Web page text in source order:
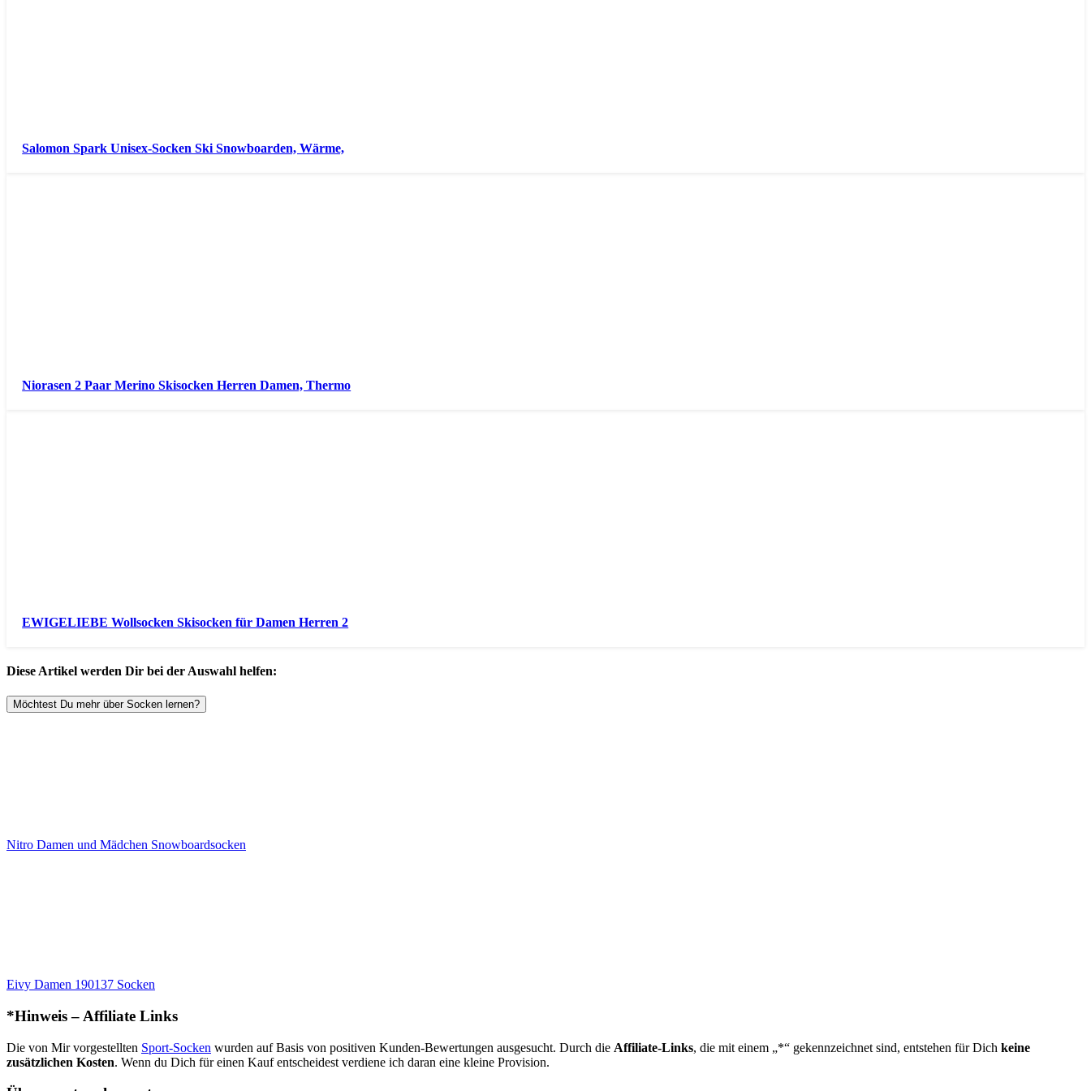
Salomon Spark Unisex-Socken Ski Snowboarden, Wärme,
Niorasen 2 Paar Merino Skisocken Herren Damen, Thermo
EWIGELIEBE Wollsocken Skisocken für Damen Herren 2
Diese Artikel werden Dir bei der Auswahl helfen:
Möchtest Du mehr über Socken lernen?
Nitro Damen und Mädchen Snowboardsocken
Eivy Damen 190137 Socken
*Hinweis – Affiliate Links
Die von Mir vorgestellten Sport-Socken wurden auf Basis von positiven Kunden-Bewertungen ausgesucht. Durch die Affiliate-Links, die mit einem „*“ gekennzeichnet sind, entstehen für Dich keine
zusätzlichen Kosten. Wenn du Dich für einen Kauf entscheidest verdiene ich daran eine kleine Provision.